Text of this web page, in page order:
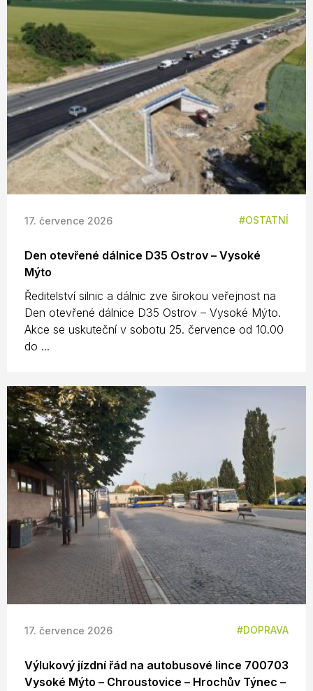
17. července 2026 OSTATNÍ
Den otevřené dálnice D35 Ostrov – Vysoké
Mýto
Ředitelství silnic a dálnic zve širokou veřejnost na
Den otevřené dálnice D35 Ostrov – Vysoké Mýto.
Akce se uskuteční v sobotu 25. července od 10.00
do ...
17. července 2026 DOPRAVA
Výlukový jízdní řád na autobusové lince 700703
Vysoké Mýto – Chroustovice – Hrochův Týnec –